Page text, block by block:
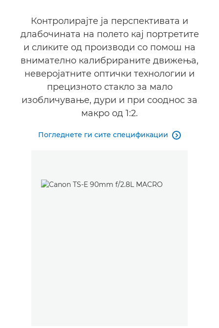
Контролирајте ја перспективата и
длабочината на полето кај портретите
и сликите од производи со помош на
внимателно калибрираните движења,
неверојатните оптички технологии и
прецизното стакло за мало
изобличување, дури и при сооднос за
макро од 1:2.
Погледнете ги сите спецификации 